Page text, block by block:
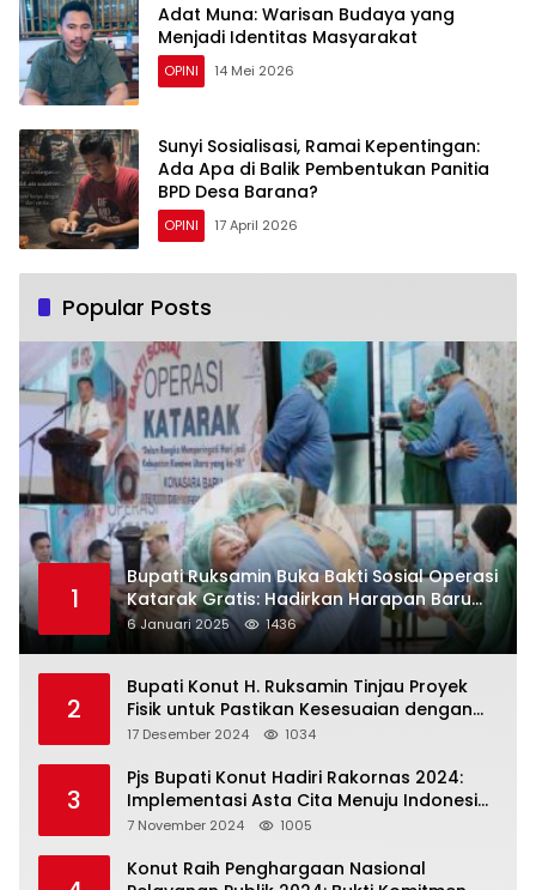
Adat Muna: Warisan Budaya yang
Menjadi Identitas Masyarakat
OPINI 14 Mei 2026
Sunyi Sosialisasi, Ramai Kepentingan:
Ada Apa di Balik Pembentukan Panitia
BPD Desa Barana?
OPINI 17 April 2026
Popular Posts
1
Bupati Ruksamin Buka Bakti Sosial Operasi
Katarak Gratis: Hadirkan Harapan Baru
bagi Masyarakat Konut
6 Januari 2025 1436
2
Bupati Konut H. Ruksamin Tinjau Proyek
Fisik untuk Pastikan Kesesuaian dengan
Perencanaan
17 Desember 2024 1034
3
Pjs Bupati Konut Hadiri Rakornas 2024:
Implementasi Asta Cita Menuju Indonesia
Emas
7 November 2024 1005
Konut Raih Penghargaan Nasional